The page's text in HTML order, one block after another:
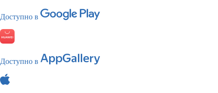
Доступно в
Доступно в